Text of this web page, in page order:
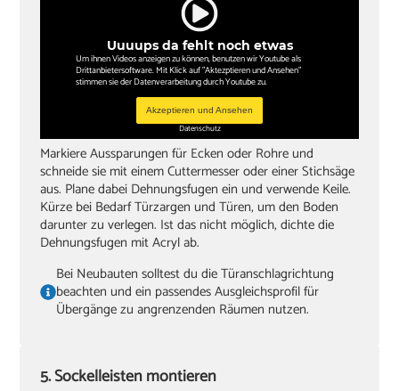
Uuuups da fehlt noch etwas
Um ihnen Videos anzeigen zu können, benutzen wir Youtube als
Drittanbietersoftware. Mit Klick auf "Aktezptieren und Ansehen"
stimmen sie der Datenverarbeitung durch Youtube zu.
Akzeptieren und Ansehen
Datenschutz
Markiere Aussparungen für Ecken oder Rohre und
schneide sie mit einem Cuttermesser oder einer Stichsäge
aus. Plane dabei Dehnungsfugen ein und verwende Keile.
Kürze bei Bedarf Türzargen und Türen, um den Boden
darunter zu verlegen. Ist das nicht möglich, dichte die
Dehnungsfugen mit Acryl ab.
Bei Neubauten solltest du die Türanschlagrichtung
beachten und ein passendes Ausgleichsprofil für
Übergänge zu angrenzenden Räumen nutzen.
5. Sockelleisten montieren